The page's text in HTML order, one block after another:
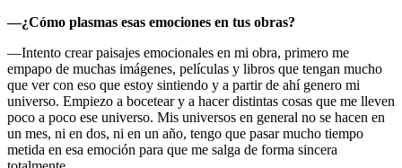
—¿Cómo plasmas esas emociones en tus obras?
—Intento crear paisajes emocionales en mi obra, primero me
empapo de muchas imágenes, películas y libros que tengan mucho
que ver con eso que estoy sintiendo y a partir de ahí genero mi
universo. Empiezo a bocetear y a hacer distintas cosas que me lleven
poco a poco ese universo. Mis universos en general no se hacen en
un mes, ni en dos, ni en un año, tengo que pasar mucho tiempo
metida en esa emoción para que me salga de forma sincera